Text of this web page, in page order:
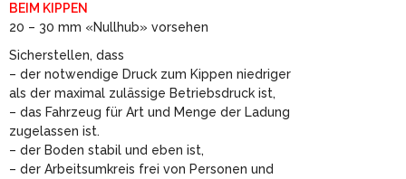
BEIM KIPPEN
20 – 30 mm «Nullhub» vorsehen
Sicherstellen, dass
– der notwendige Druck zum Kippen niedriger
als der maximal zulässige Betriebsdruck ist,
– das Fahrzeug für Art und Menge der Ladung
zugelassen ist.
– der Boden stabil und eben ist,
– der Arbeitsumkreis frei von Personen und